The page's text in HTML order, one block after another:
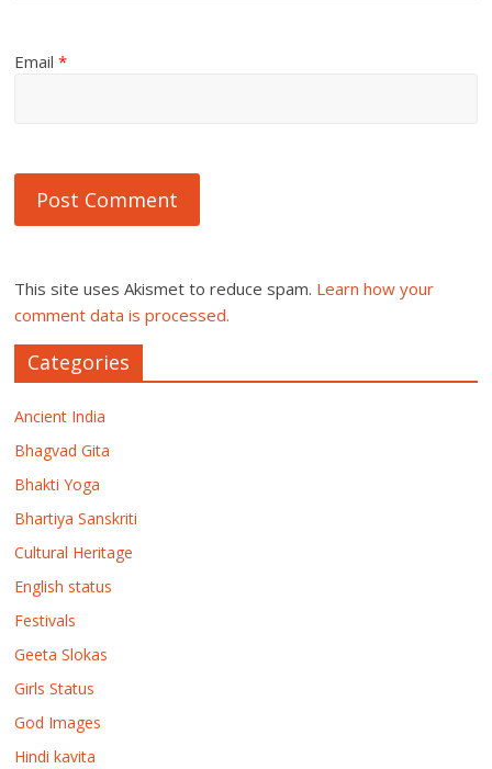
Email*
This site uses Akismet to reduce spam. Learn how your
comment data is processed.
Categories
Ancient India
Bhagvad Gita
Bhakti Yoga
Bhartiya Sanskriti
Cultural Heritage
English status
Festivals
Geeta Slokas
Girls Status
God Images
Hindi kavita